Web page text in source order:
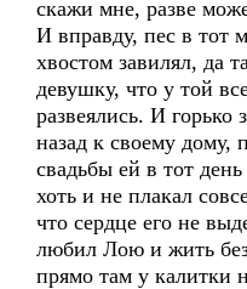
скажи мне, разве
И вправду, пес в тот
хвостом завилял, да
девушку, что у той
развеялись. И горько
назад к своему дому,
свадьбы ей в тот
хоть и не плакал
что сердце его не
любил Лою и жить
прямо там у калитки